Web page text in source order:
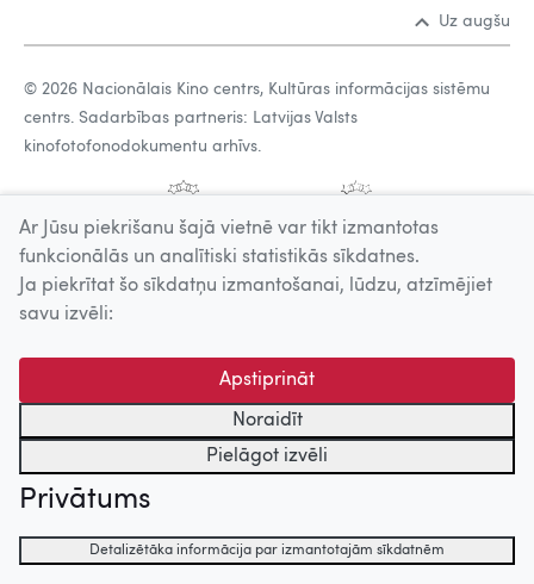
Uz augšu
© 2026 Nacionālais Kino centrs, Kultūras informācijas sistēmu
centrs. Sadarbības partneris: Latvijas Valsts
kinofotofonodokumentu arhīvs.
Ar Jūsu piekrišanu šajā vietnē var tikt izmantotas
funkcionālās un analītiski statistikās sīkdatnes.
Ja piekrītat šo sīkdatņu izmantošanai, lūdzu, atzīmējiet
savu izvēli:
Apstiprināt
Noraidīt
Pielāgot izvēli
Privātums
Detalizētāka informācija par izmantotajām sīkdatnēm